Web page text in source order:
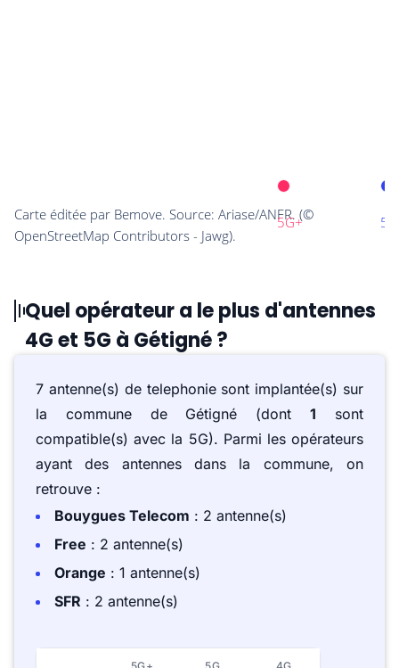
Quel opérateur a le plus d'antennes
4G et 5G à Gétigné ?
7 antenne(s) de telephonie sont implantée(s) sur
la commune de Gétigné (dont1 sont
compatible(s) avec la 5G). Parmi les opérateurs
ayant des antennes dans la commune, on
retrouve :
Bouygues Telecom : 2 antenne(s)
Free : 2 antenne(s)
Orange : 1 antenne(s)
SFR : 2 antenne(s)